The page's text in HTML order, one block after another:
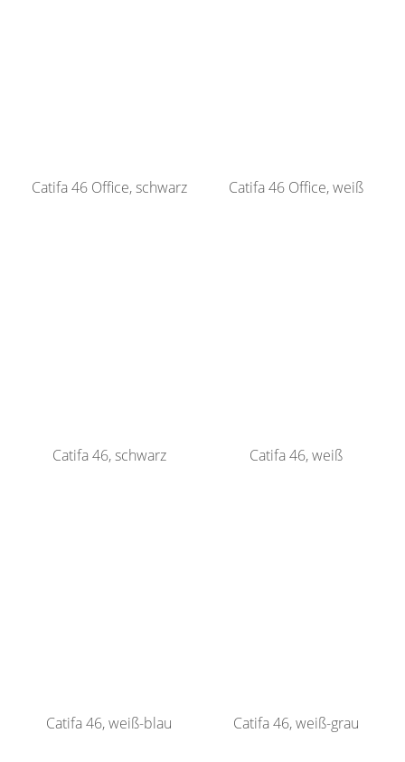
Catifa 46 Office, schwarz Catifa 46 Office, weiß
Catifa 46, schwarz Catifa 46, weiß
Catifa 46, weiß-blau Catifa 46, weiß-grau